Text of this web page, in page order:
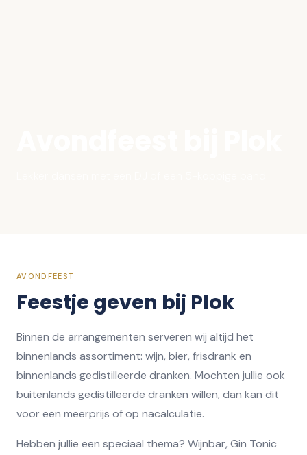
AVONDFEEST
Feestje geven bij Plok
Binnen de arrangementen serveren wij altijd het
binnenlands assortiment: wijn, bier, frisdrank en
binnenlands gedistilleerde dranken. Mochten jullie ook
buitenlands gedistilleerde dranken willen, dan kan dit
voor een meerprijs of op nacalculatie.
Hebben jullie een speciaal thema? Wijnbar, Gin Tonic